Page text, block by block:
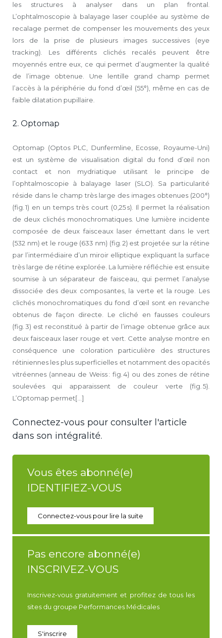
les structures à analyser dans un plan frontal.
L’ophtalmoscopie à balayage laser couplée au système de
recalage permet de compenser les mouvements des yeux
lors de la prise de plusieurs images successives (eye
tracking). Les différents clichés recalés peuvent être
moyennés entre eux, ce qui permet d’augmenter la qualité
de l’image obtenue. Une lentille grand champ permet
l’accès à la périphérie du fond d’œil (55°), même en cas de
faible dilatation pupillaire.
2. Optomap
Optomap (Optos PLC, Dunfermline, Ecosse, Royaume-Uni)
est un système de visualisation digital du fond d’œil non
contact et non mydriatique utilisant le principe de
l’ophtalmoscopie à balayage laser (SLO). Sa particularité
réside dans le champ très large des images obtenues (200°)
(fig. 1) en un temps très court (0,25 s). Il permet la réalisation
de deux clichés monochromatiques. Une lumière incidente
composée de deux faisceaux laser émettant dans le vert
(532 nm) et le rouge (633 nm) (fig. 2) est projetée sur la rétine
par l’intermédiaire d’un miroir elliptique expliquant la surface
très large de rétine explorée. La lumière réfléchie est ensuite
soumise à un séparateur de faisceau, qui permet l’analyse
dissociée des deux composantes, la verte et la rouge. Les
clichés monochromatiques du fond d’œil sont en revanche
obtenus de façon directe. Le cliché en fausses couleurs
(fig. 3) est reconstitué à partir de l’image obtenue grâce aux
deux faisceaux laser rouge et vert. Cette analyse montre en
conséquence une coloration particulière des structures
rétiniennes les plus superficielles et notamment des opacités
vitréennes (anneau de Weiss : fig. 4) ou des zones de rétine
soulevées qui apparaissent de couleur verte (fig. 5).
L’Optomap permet[...]
Connectez-vous pour consulter l'article
dans son intégralité.
Vous êtes abonné(e)
IDENTIFIEZ-VOUS
Connectez-vous pour lire la suite
Pas encore abonné(e)
INSCRIVEZ-VOUS
Inscrivez-vous gratuitement et profitez de tous les
sites du groupe Performances Médicales
S'inscrire